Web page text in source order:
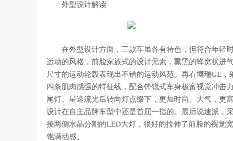
外型设计解读
在外型设计方面，三款车虽各有特色，但符合年轻
运动的风格，前脸家族式的设计元素，熏黑的蜂窝状进
尺寸的运动轮毂表现出不错的运动风范。再看博瑞GE
四条肌肉感强的特征线，配合锋锐式车身极富视觉冲击
尾灯、星速流光后转向灯点缀下，更加时尚、大气，更
设计在自主品牌车型中还是首屈一指的。最后说速派，
接两侧水晶分割的LED大灯，很好的拉伸了前脸的视觉
饱满动感。